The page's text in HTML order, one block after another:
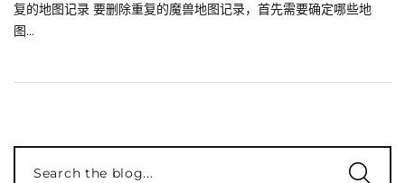
复的地图记录 要删除重复的魔兽地图记录，首先需要确定哪些地
图...
Search the blog...